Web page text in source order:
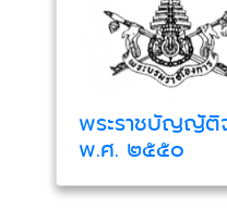
พระราชบัญญัติ
พ.ศ. ๒๕๕๐